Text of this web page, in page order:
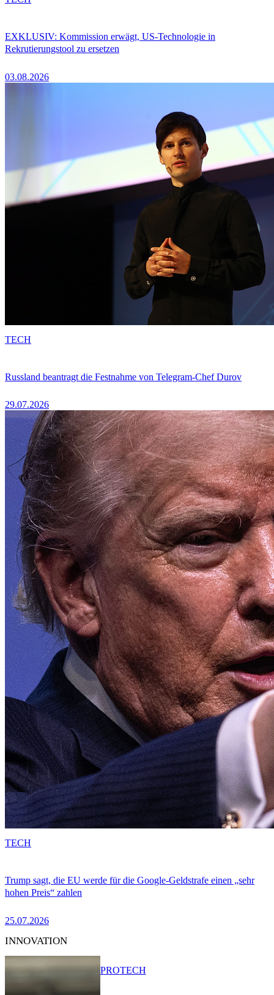
EXKLUSIV: Kommission erwägt, US-Technologie in
Rekrutierungstool zu ersetzen
03.08.2026
Russland beantragt die Festnahme von Telegram-Chef Durov
29.07.2026
TECH
Trump sagt, die EU werde für die Google-Geldstrafe einen „sehr
hohen Preis“ zahlen
25.07.2026
TECH
INNOVATION
PROTECH